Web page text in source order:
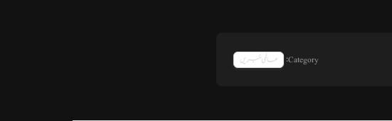
Category: عالمی خبریں